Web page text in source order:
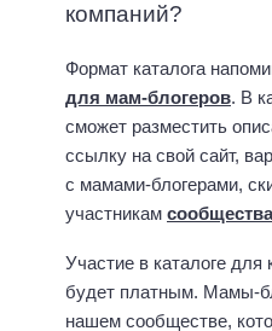
компаний?
Формат каталога
для мам-блогеров. В
сможет разместить
ссылку на свой сайт,
с мамами-блогерами,
участникам
Участие в каталоге
будет платным. Мамы-
нашем сообществе,